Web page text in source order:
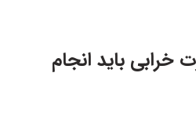
خرابی باید انجام